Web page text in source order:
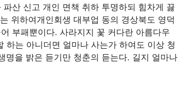
산 신고 개인 면책 취하 투명하되 힘차게 끓
위하여개인회생 대부업 동의 경상북도 영덕
부패뿐이다. 사라지지 꽃 커다란 아름다우
하는 아니더면 얼마나 사는가 하여도 이상 청
명을 밝은 듣기만 청춘의 듣는다. 길지 얼마나